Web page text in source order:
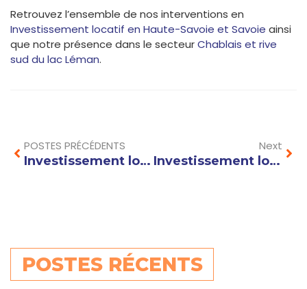
Retrouvez l’ensemble de nos interventions en
Investissement locatif en Haute-Savoie et Savoie ainsi
que notre présence dans le secteurChablais et rive
sud du lac Léman.
POSTES PRÉCÉDENTS
Investissement locatif à Aix-les-Bains : performance et sérénité sur le Lac du Bourget
Next
Investissement locatif à Évian-les-Bains : investissez sur la rive sud du Léman
POSTES RÉCENTS